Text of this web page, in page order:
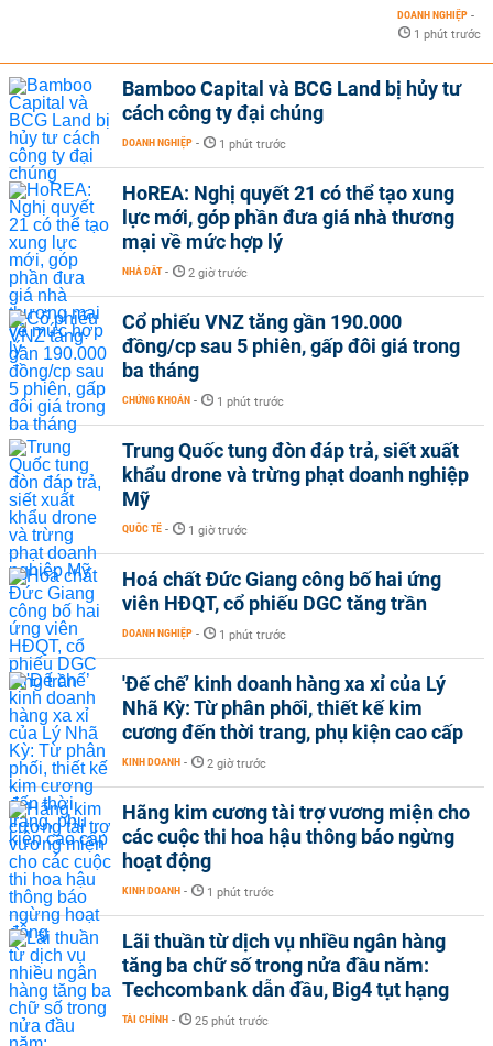
DOANH NGHIỆP -
1 phút trước
Bamboo Capital và BCG Land bị hủy tư
cách công ty đại chúng
DOANH NGHIỆP - 1 phút trước
HoREA: Nghị quyết 21 có thể tạo xung
lực mới, góp phần đưa giá nhà thương
mại về mức hợp lý
NHÀ ĐẤT - 2 giờ trước
Cổ phiếu VNZ tăng gần 190.000
đồng/cp sau 5 phiên, gấp đôi giá trong
ba tháng
CHỨNG KHOÁN - 1 phút trước
Trung Quốc tung đòn đáp trả, siết xuất
khẩu drone và trừng phạt doanh nghiệp
Mỹ
QUỐC TẾ - 1 giờ trước
Hoá chất Đức Giang công bố hai ứng
viên HĐQT, cổ phiếu DGC tăng trần
DOANH NGHIỆP - 1 phút trước
'Đế chế’ kinh doanh hàng xa xỉ của Lý
Nhã Kỳ: Từ phân phối, thiết kế kim
cương đến thời trang, phụ kiện cao cấp
KINH DOANH - 2 giờ trước
Hãng kim cương tài trợ vương miện cho
các cuộc thi hoa hậu thông báo ngừng
hoạt động
KINH DOANH - 1 phút trước
Lãi thuần từ dịch vụ nhiều ngân hàng
tăng ba chữ số trong nửa đầu năm:
Techcombank dẫn đầu, Big4 tụt hạng
TÀI CHÍNH - 25 phút trước